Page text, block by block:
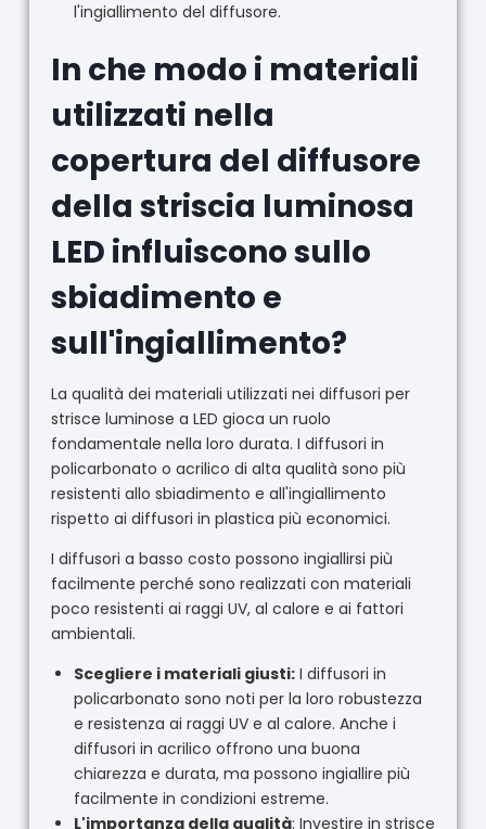
l'ingiallimento del diffusore.
In che modo i materiali
utilizzati nella
copertura del diffusore
della striscia luminosa
LED influiscono sullo
sbiadimento e
sull'ingiallimento?
La qualità dei materiali utilizzati nei diffusori per
strisce luminose a LED gioca un ruolo
fondamentale nella loro durata. I diffusori in
policarbonato o acrilico di alta qualità sono più
resistenti allo sbiadimento e all'ingiallimento
rispetto ai diffusori in plastica più economici.
I diffusori a basso costo possono ingiallirsi più
facilmente perché sono realizzati con materiali
poco resistenti ai raggi UV, al calore e ai fattori
ambientali.
Scegliere i materiali giusti:I diffusori in
policarbonato sono noti per la loro robustezza
e resistenza ai raggi UV e al calore. Anche i
diffusori in acrilico offrono una buona
chiarezza e durata, ma possono ingiallire più
facilmente in condizioni estreme.
L'importanza della qualità: Investire in strisce